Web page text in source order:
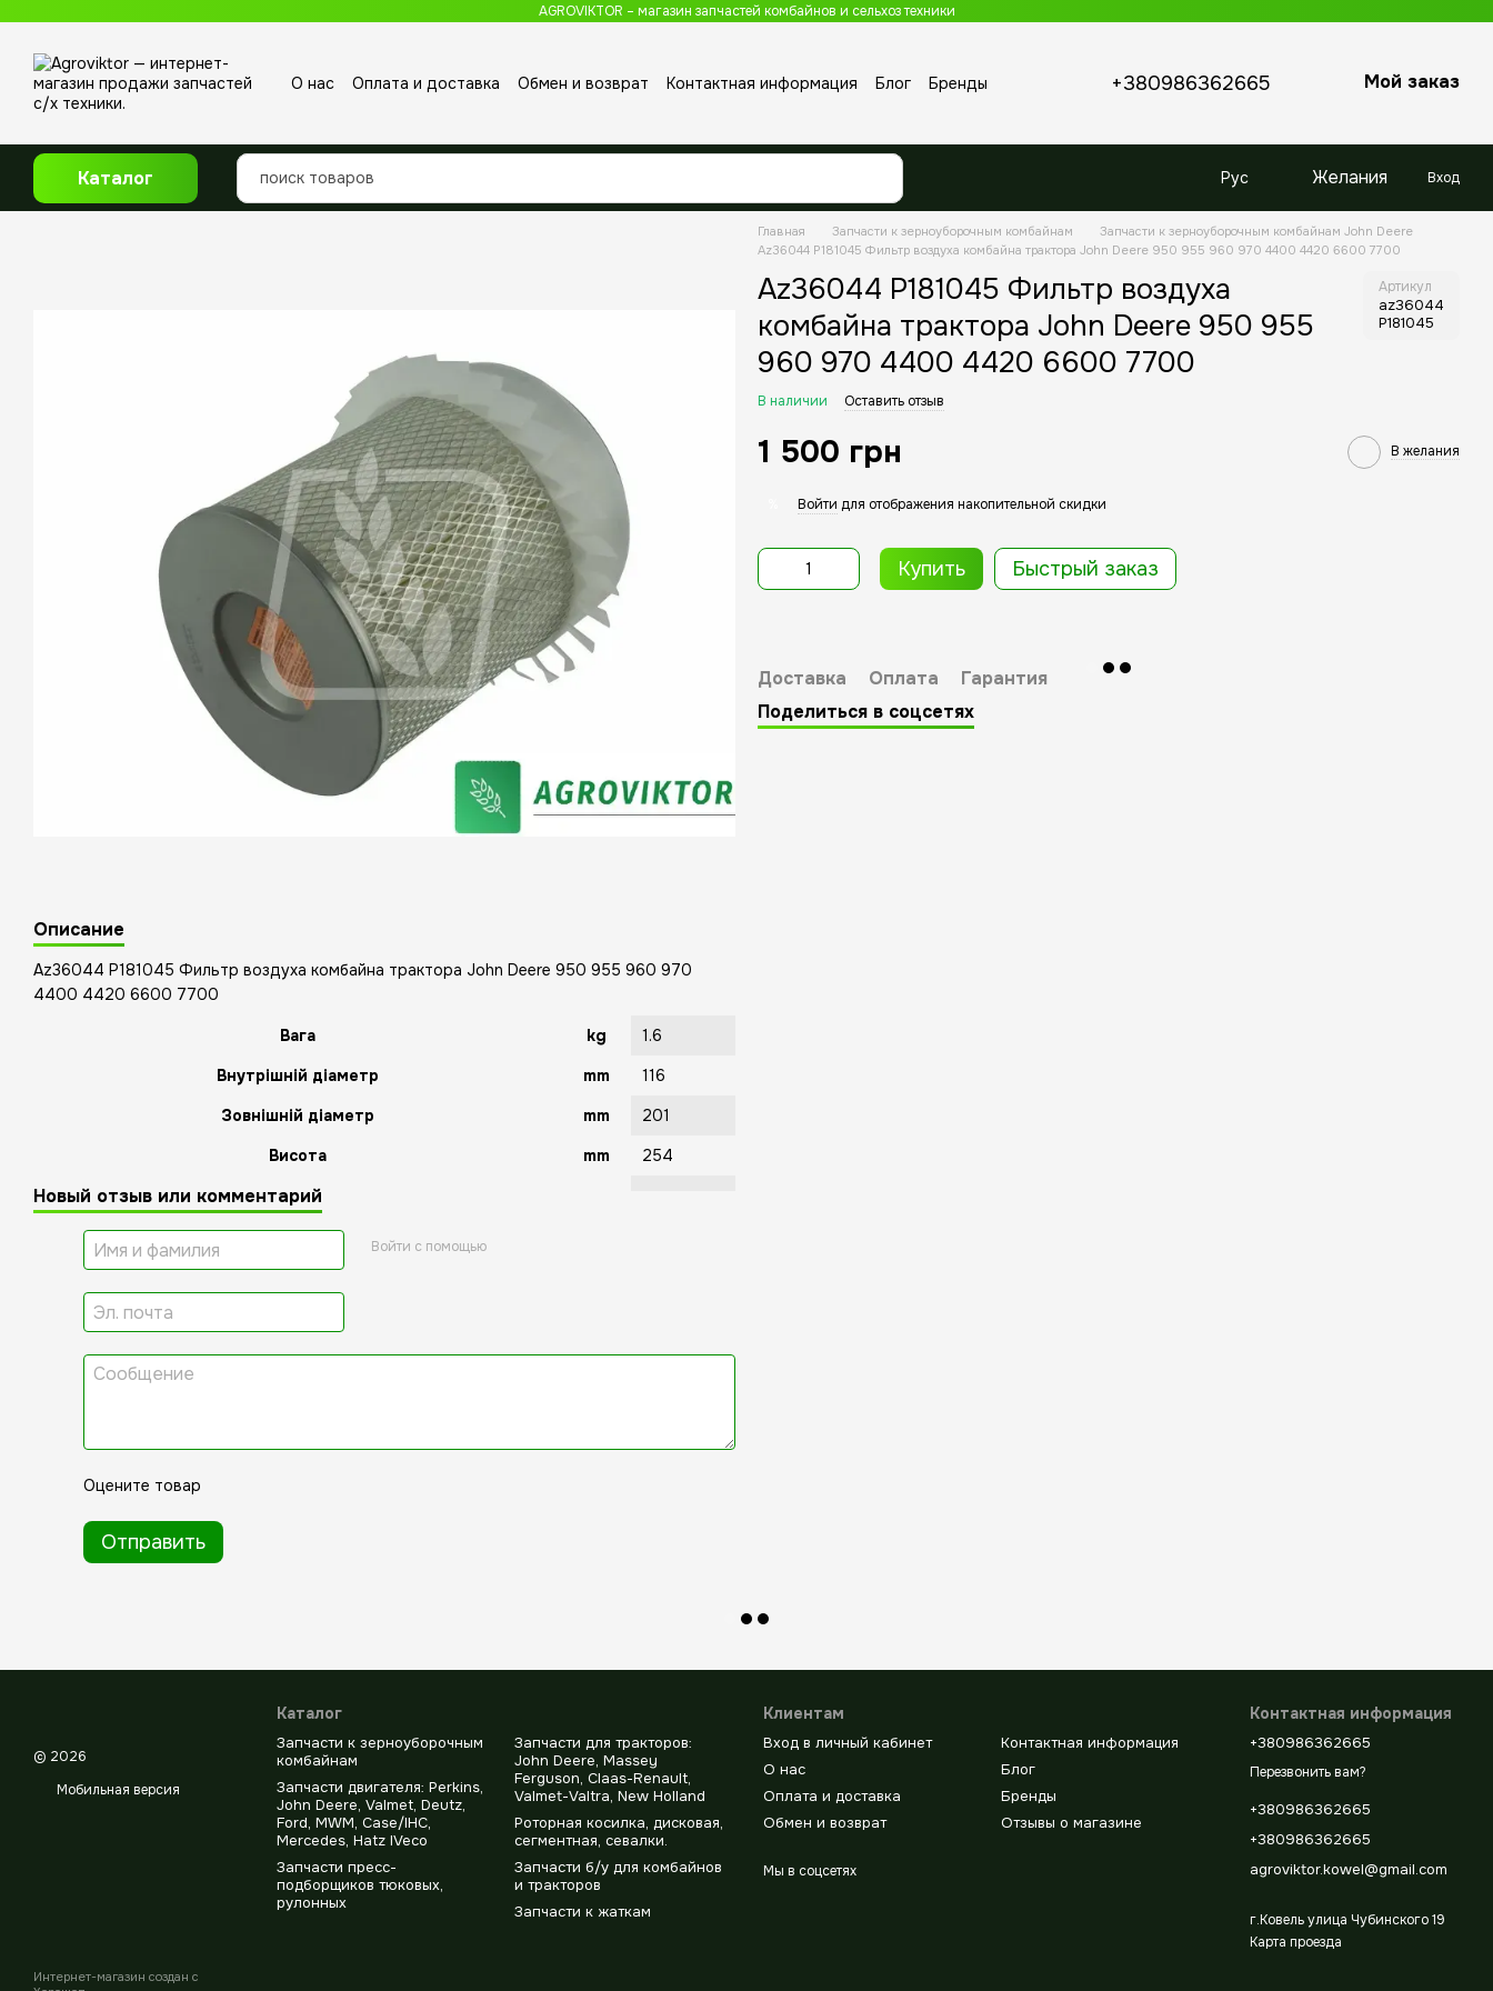
AGROVIKTOR – магазин запчастей комбайнов и сельхоз техники
О нас Оплата и доставка Обмен и возврат Контактная информация Блог
Бренды
+380986362665 Мой заказ
Каталог Рус Желания Вход
Описание
Az36044 P181045 Фильтр воздуха комбайна трактора John Deere 950 955 960 970
4400 4420 6600 7700
Вага kg
1.6
Внутрішній діаметр
mm
116
Зовнішній діаметр
mm
201
Висота
mm 254
Новый отзыв или комментарий
Войти с помощью
Оцените товар
Отправить
Главная Запчасти к зерноуборочным комбайнам
Запчасти к зерноуборочным комбайнам John Deere
Az36044 P181045 Фильтр воздуха комбайна трактора John Deere 950 955 960 970 4400 4420 6600 7700
Az36044 P181045 Фильтр воздуха
комбайна трактора John Deere 950 955
960 970 4400 4420 6600 7700
Артикул
az36044
P181045
В наличии Оставить отзыв
1 500 грн В желания
Войти для отображения накопительной скидки
Купить Быстрый заказ
Доставка Оплата
Гарантия
Поделиться в соцсетях
© 2026
Мобильная версия
Интернет-магазин создан с
Каталог
Запчасти к зерноуборочным
комбайнам
Запчасти двигателя: Perkins,
John Deere, Valmet, Deutz,
Ford, MWM, Case/IHC,
Mercedes, Hatz IVeco
Запчасти пресс-
подборщиков тюковых,
рулонных
Запчасти для тракторов:
John Deere, Massey
Ferguson, Claas-Renault,
Valmet-Valtra, New Holland
Роторная косилка, дисковая,
сегментная, севалки.
Запчасти б/у для комбайнов
и тракторов
Запчасти к жаткам
Клиентам
Вход в личный кабинет
О нас
Оплата и доставка
Обмен и возврат
Контактная информация
Блог
Бренды
Отзывы о магазине
Мы в соцсетях
Контактная информация
+380986362665
Перезвонить вам?
+380986362665
+380986362665
agroviktor.kowel@gmail.com
г.Ковель улица Чубинского 19
Карта проезда